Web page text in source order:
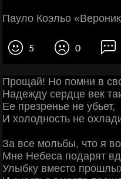
Пауло Коэльо
5 0
Прощай! Но помни в
Надежду сердце век
Ее презренье не убьет,
И холодность не
За все мольбы, что я
Мне Небеса подарят
Улыбку вместо